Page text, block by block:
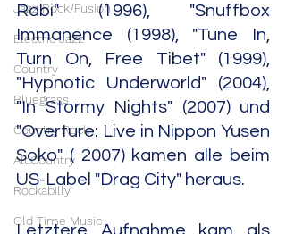
Jazz Rock/Fusion
Electric Jazz
Country
Bluegrass
Country Rock
Alt.Country
Rockabilly
Old Time Music
Rabi" (1996), "Snuffbox
Immanence (1998), "Tune In,
Turn On, Free Tibet" (1999),
"Hypnotic Underworld" (2004),
"In Stormy Nights" (2007) und
"Overture: Live in Nippon Yusen
Soko" ( 2007) kamen alle beim
US-Label "Drag City" heraus.
Letztere Aufnahme kam als